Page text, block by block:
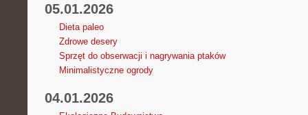
05.01.2026
Dieta paleo
Zdrowe desery
Sprzęt do obserwacji i nagrywania ptaków
Minimalistyczne ogrody
04.01.2026